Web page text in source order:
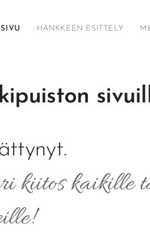
HANKKEEN ESITTELY
kiitos kaikille